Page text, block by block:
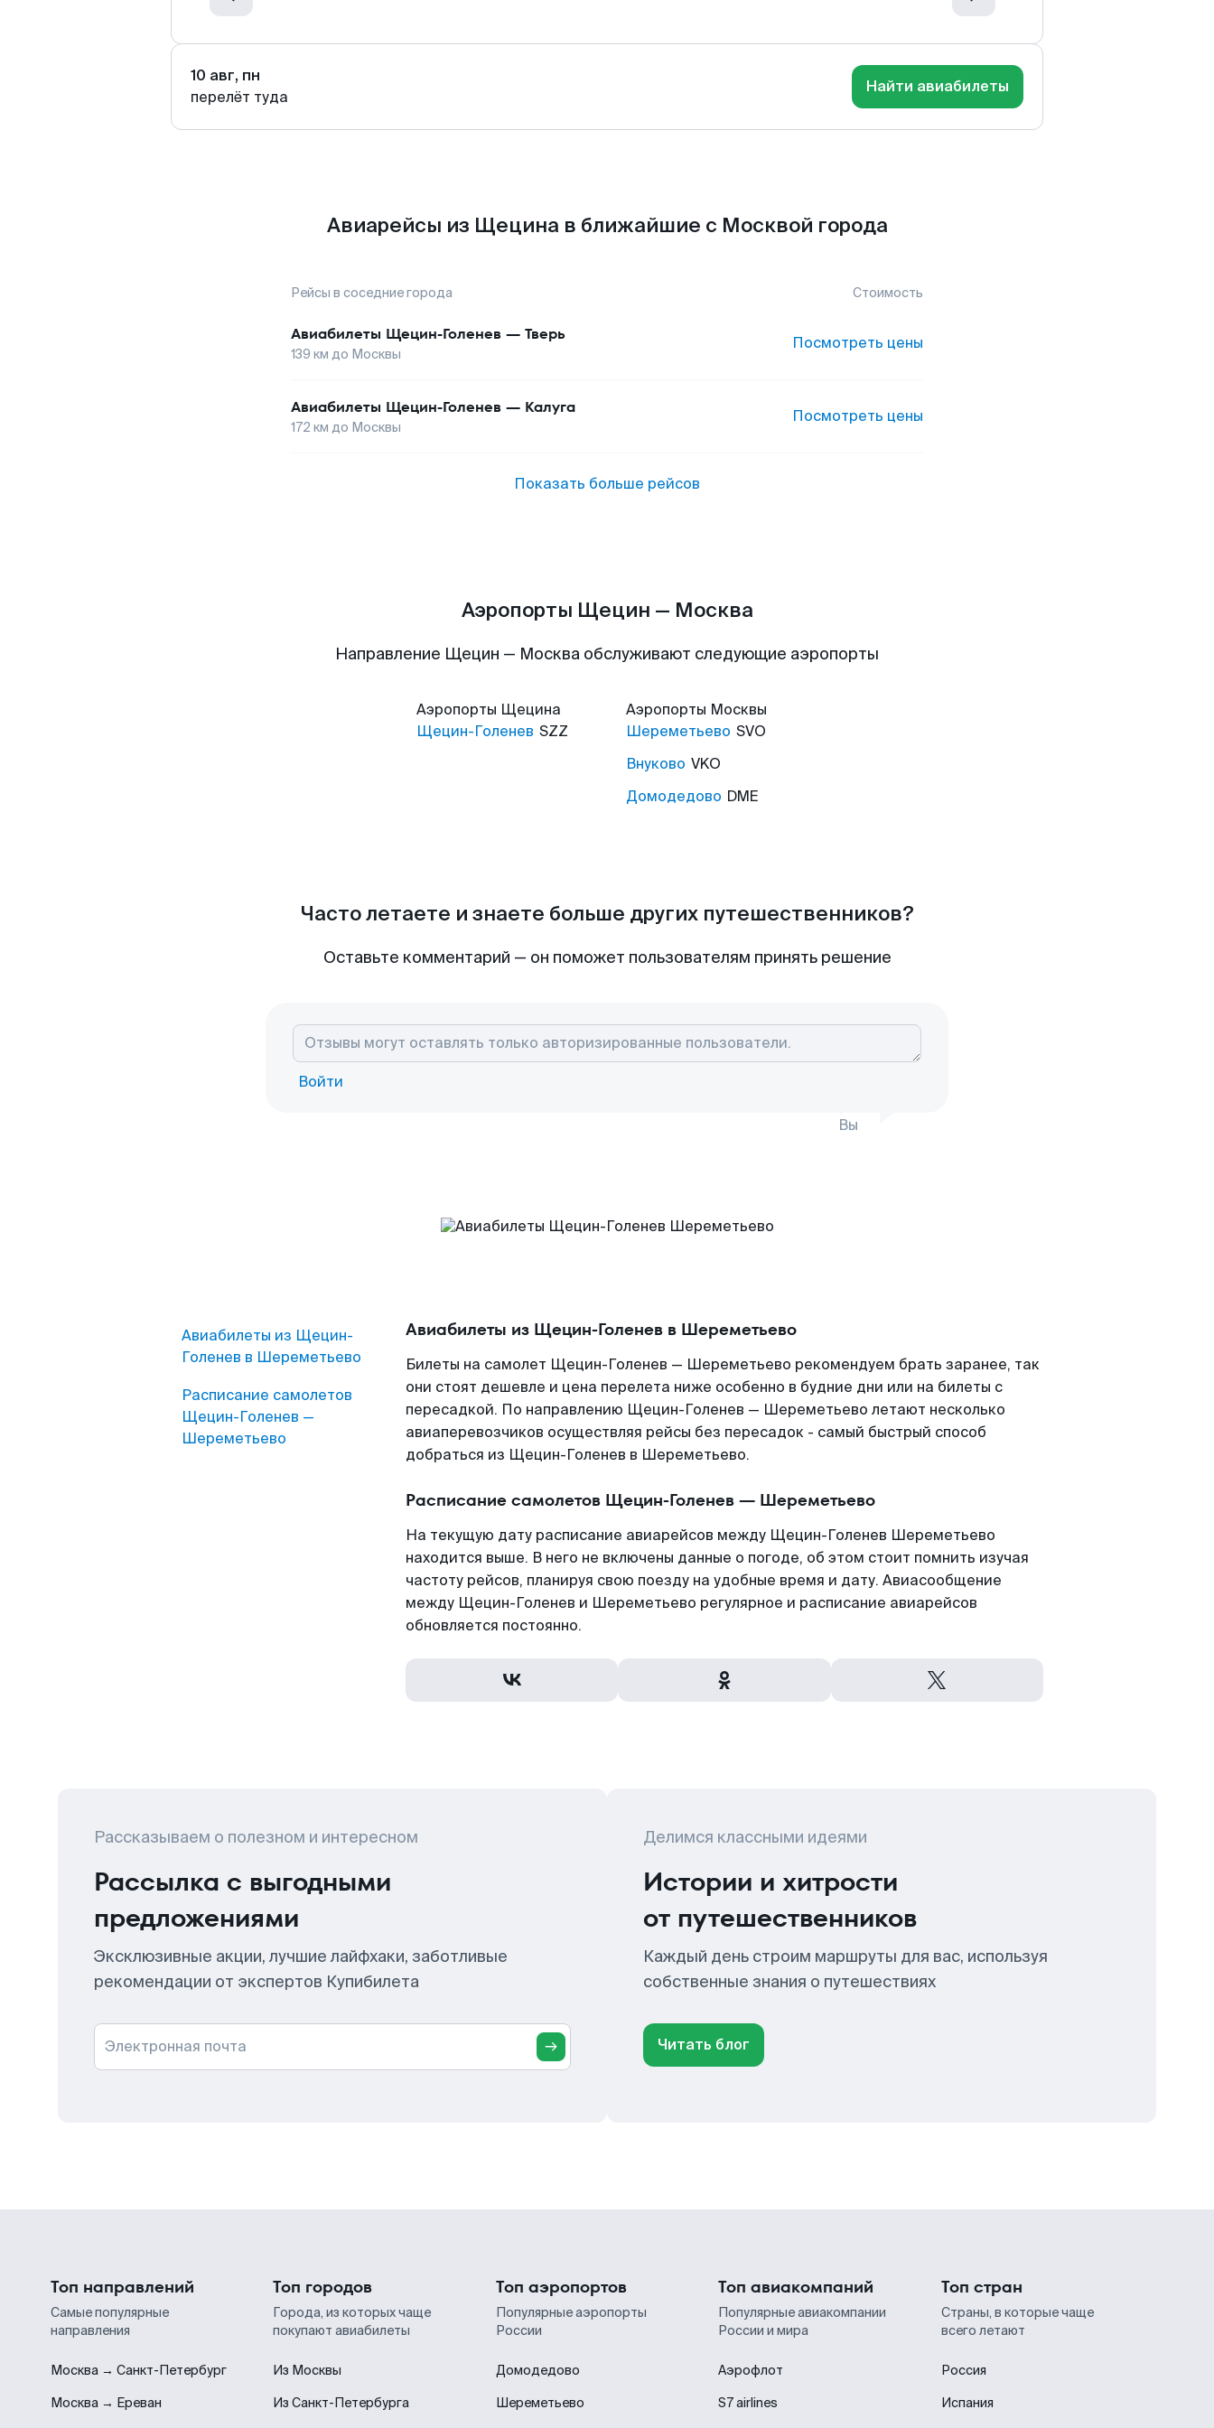
10 авг, пн
перелёт туда
Найти авиабилеты
Авиарейсы из Щецина в ближайшие с Москвой города
Рейсы в соседние города Стоимость
Авиабилеты Щецин-Голенев — Тверь
139 км до Москвы
Посмотреть цены
Авиабилеты Щецин-Голенев — Калуга
172 км до Москвы
Посмотреть цены
Показать больше рейсов
Аэропорты Щецин — Москва
Направление Щецин — Москва обслуживают следующие аэропорты
Аэропорты Щецина
Щецин-Голенев SZZ
Аэропорты Москвы
Шереметьево SVO
Внуково VKO
Домодедово DME
Часто летаете и знаете больше других путешественников?
Оставьте комментарий — он поможет пользователям принять решение
Войти
Вы
Авиабилеты из Щецин-
Голенев в Шереметьево
Расписание самолетов
Щецин-Голенев —
Шереметьево
Авиабилеты из Щецин-Голенев в Шереметьево
Билеты на самолет Щецин-Голенев — Шереметьево рекомендуем брать заранее, так
они стоят дешевле и цена перелета ниже особенно в будние дни или на билеты с
пересадкой. По направлению Щецин-Голенев — Шереметьево летают несколько
авиаперевозчиков осуществляя рейсы без пересадок - самый быстрый способ
добраться из Щецин-Голенев в Шереметьево.
Расписание самолетов Щецин-Голенев — Шереметьево
На текущую дату расписание авиарейсов между Щецин-Голенев Шереметьево
находится выше. В него не включены данные о погоде, об этом стоит помнить изучая
частоту рейсов, планируя свою поезду на удобные время и дату. Авиасообщение
между Щецин-Голенев и Шереметьево регулярное и расписание авиарейсов
обновляется постоянно.
Рассказываем о полезном и интересном
Рассылка с выгодными
предложениями
Эксклюзивные акции, лучшие лайфхаки, заботливые
рекомендации от экспертов Купибилета
Электронная почта
Делимся классными идеями
Истории и хитрости
от путешественников
Каждый день строим маршруты для вас, используя
собственные знания о путешествиях
Читать блог
Топ направлений
Самые популярные
направления
Москва → Санкт-Петербург
Москва → Ереван
Топ городов
Города, из которых чаще
покупают авиабилеты
Из Москвы
Из Санкт-Петербурга
Топ аэропортов
Популярные аэропорты
России
Домодедово
Шереметьево
Топ авиакомпаний
Популярные авиакомпании
России и мира
Аэрофлот
S7 airlines
Топ стран
Страны, в которые чаще
всего летают
Россия
Испания